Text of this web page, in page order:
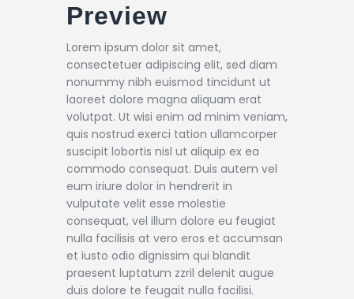
Preview
Lorem ipsum dolor sit amet,
consectetuer adipiscing elit, sed diam
nonummy nibh euismod tincidunt ut
laoreet dolore magna aliquam erat
volutpat. Ut wisi enim ad minim veniam,
quis nostrud exerci tation ullamcorper
suscipit lobortis nisl ut aliquip ex ea
commodo consequat. Duis autem vel
eum iriure dolor in hendrerit in
vulputate velit esse molestie
consequat, vel illum dolore eu feugiat
nulla facilisis at vero eros et accumsan
et iusto odio dignissim qui blandit
praesent luptatum zzril delenit augue
duis dolore te feugait nulla facilisi.